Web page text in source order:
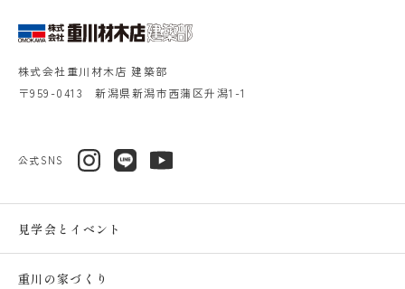
見学会とイベント
重川の家づくり
公式SNS
株式会社重川材木店 建築部
〒959-0413 新潟県新潟市西蒲区升潟1-1